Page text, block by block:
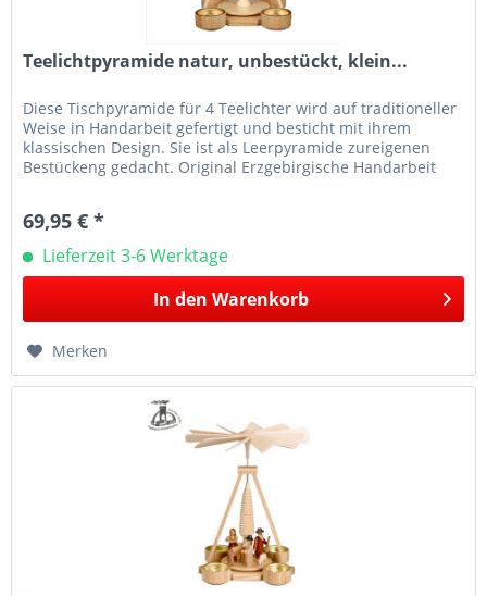
Teelichtpyramide natur, unbestückt, klein...
Diese Tischpyramide für 4 Teelichter wird auf traditioneller
Weise in Handarbeit gefertigt und besticht mit ihrem
klassischen Design. Sie ist als Leerpyramide zureigenen
Bestückeng gedacht. Original Erzgebirgische Handarbeit
69,95 € *
Lieferzeit 3-6 Werktage
In den Warenkorb
Merken